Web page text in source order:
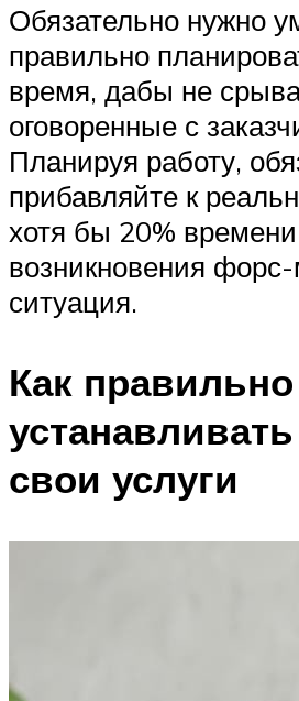
Обязательно нужно
правильно
время, дабы не
оговоренные с
Планируя работу,
прибавляйте к
хотя бы 20%
возникновения
ситуация.
Как правильно
свои услуги